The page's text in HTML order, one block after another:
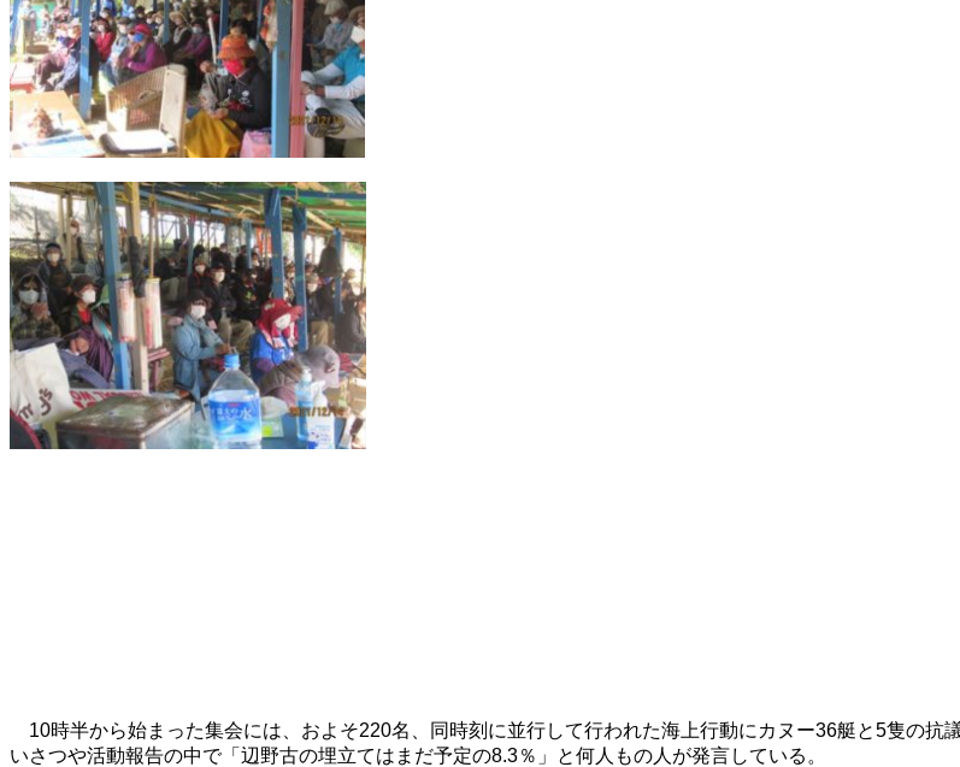
10時半から始まった集会には、およそ220名、同時刻に並行して行われた海上行動にカヌー36艇と5隻の
いさつや活動報告の中で「辺野古の埋立てはまだ予定の8.3％ 」と何人もの人が発言している。